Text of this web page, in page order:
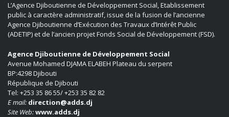
L’Agence Djiboutienne de Développement Social, Etablissement
public à caractère administratif, issue de la fusion de l’ancienne
Agence Djiboutienne d’Exécution des Travaux d’Intérêt Public
(ADETIP) et de l’ancien projet Fonds Social de Développement (FSD).
Agence Djiboutienne de Développement Social
Avenue Mohamed DJAMA ELABEH Plateau du serpent
BP:4298 Djibouti
République de Djibouti
Tel: +253 35 86 55/ +253 35 82 82
E mail: direction@adds.dj
Site Web:www.adds.dj